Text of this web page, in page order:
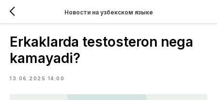
Новости на узбекском языке
Erkaklarda testosteron nega
kamayadi?
13.06.2025 14:00